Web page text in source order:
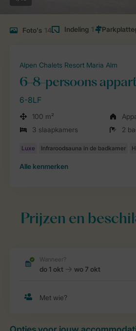
Foto's 14 Indeling 1
Alpen Chalets Resort Maria Alm
6-8-persoons
6-8LF
100 m²
3 slaapkamers
2
Alle kenmerken
Prijzen en